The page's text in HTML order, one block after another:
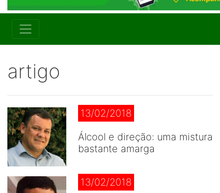
artigo
13/02/2018
Álcool e direção: uma mistura
bastante amarga
13/02/2018